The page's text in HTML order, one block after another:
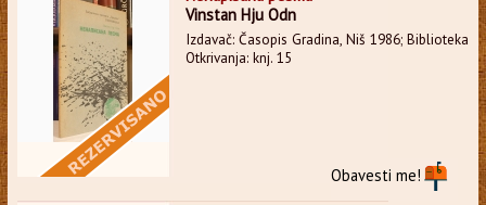
Vinstan Hju Odn
Izdavač: Časopis Gradina, Niš 1986; Biblioteka
Otkrivanja: knj. 15
Obavesti me!